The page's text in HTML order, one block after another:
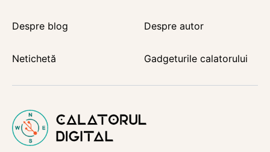
Despre blog Despre autor
Netichetă Gadgeturile calatorului